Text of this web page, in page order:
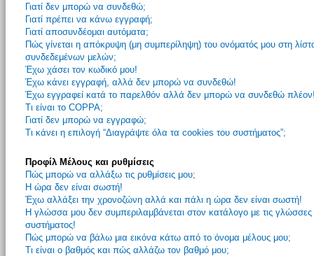
Γιατί δεν μπορώ να συνδεθώ;
Γιατί πρέπει να κάνω εγγραφή;
Γιατί αποσυνδέομαι αυτόματα;
Πώς γίνεται η απόκρυψη (μη συμπερίληψη) του ονόματός μου στη
συνδεδεμένων μελών;
Έχω χάσει τον κωδικό μου!
Έχω κάνει εγγραφή, αλλά δεν μπορώ να συνδεθώ!
Έχω εγγραφεί κατά το παρελθόν αλλά δεν μπορώ να συνδεθώ
Τι είναι το COPPA;
Γιατί δεν μπορώ να εγγραφώ;
Τι κάνει η επιλογή “Διαγράψτε όλα τα cookies του συστήματος”;
Προφίλ Μέλους και ρυθμίσεις
Πώς μπορώ να αλλάξω τις ρυθμίσεις μου;
Η ώρα δεν είναι σωστή!
Έχω αλλάξει την χρονοζώνη αλλά και πάλι η ώρα δεν είναι σωστή!
Η γλώσσα μου δεν συμπεριλαμβάνεται στον κατάλογο με τις γλώσσες
συστήματος!
Πώς μπορώ να βάλω μια εικόνα κάτω από το όνομα μέλους μου;
Τι είναι ο βαθμός και πώς αλλάζω τον βαθμό μου;